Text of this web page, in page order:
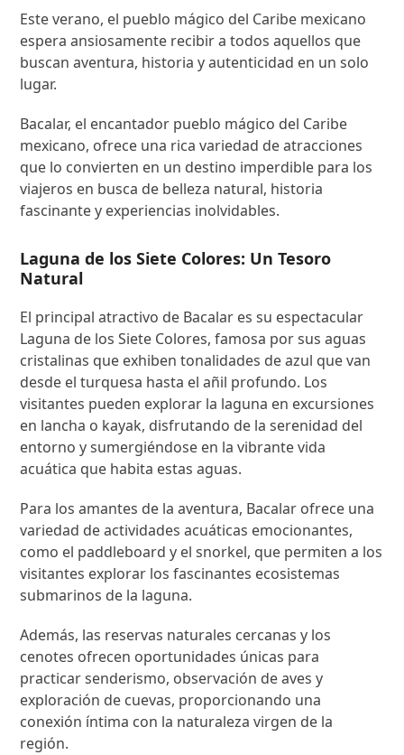
Este verano, el pueblo mágico del Caribe mexicano
espera ansiosamente recibir a todos aquellos que
buscan aventura, historia y autenticidad en un solo
lugar.
Bacalar, el encantador pueblo mágico del Caribe
mexicano, ofrece una rica variedad de atracciones
que lo convierten en un destino imperdible para los
viajeros en busca de belleza natural, historia
fascinante y experiencias inolvidables.
Laguna de los Siete Colores: Un Tesoro
Natural
El principal atractivo de Bacalar es su espectacular
Laguna de los Siete Colores, famosa por sus aguas
cristalinas que exhiben tonalidades de azul que van
desde el turquesa hasta el añil profundo. Los
visitantes pueden explorar la laguna en excursiones
en lancha o kayak, disfrutando de la serenidad del
entorno y sumergiéndose en la vibrante vida
acuática que habita estas aguas.
Para los amantes de la aventura, Bacalar ofrece una
variedad de actividades acuáticas emocionantes,
como el paddleboard y el snorkel, que permiten a los
visitantes explorar los fascinantes ecosistemas
submarinos de la laguna.
Además, las reservas naturales cercanas y los
cenotes ofrecen oportunidades únicas para
practicar senderismo, observación de aves y
exploración de cuevas, proporcionando una
conexión íntima con la naturaleza virgen de la
región.